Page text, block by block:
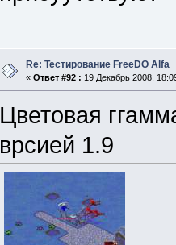
Re: Тестирование FreeDO Alfa
« Ответ #92 : 19 Декабрь 2008,
Цветовая
врсией 1.9